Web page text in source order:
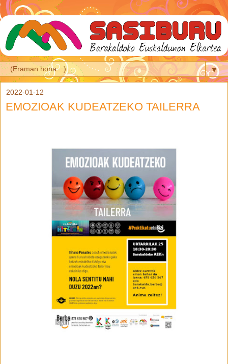
▼
2022-01-12
EMOZIOAK KUDEATZEKO TAILERRA